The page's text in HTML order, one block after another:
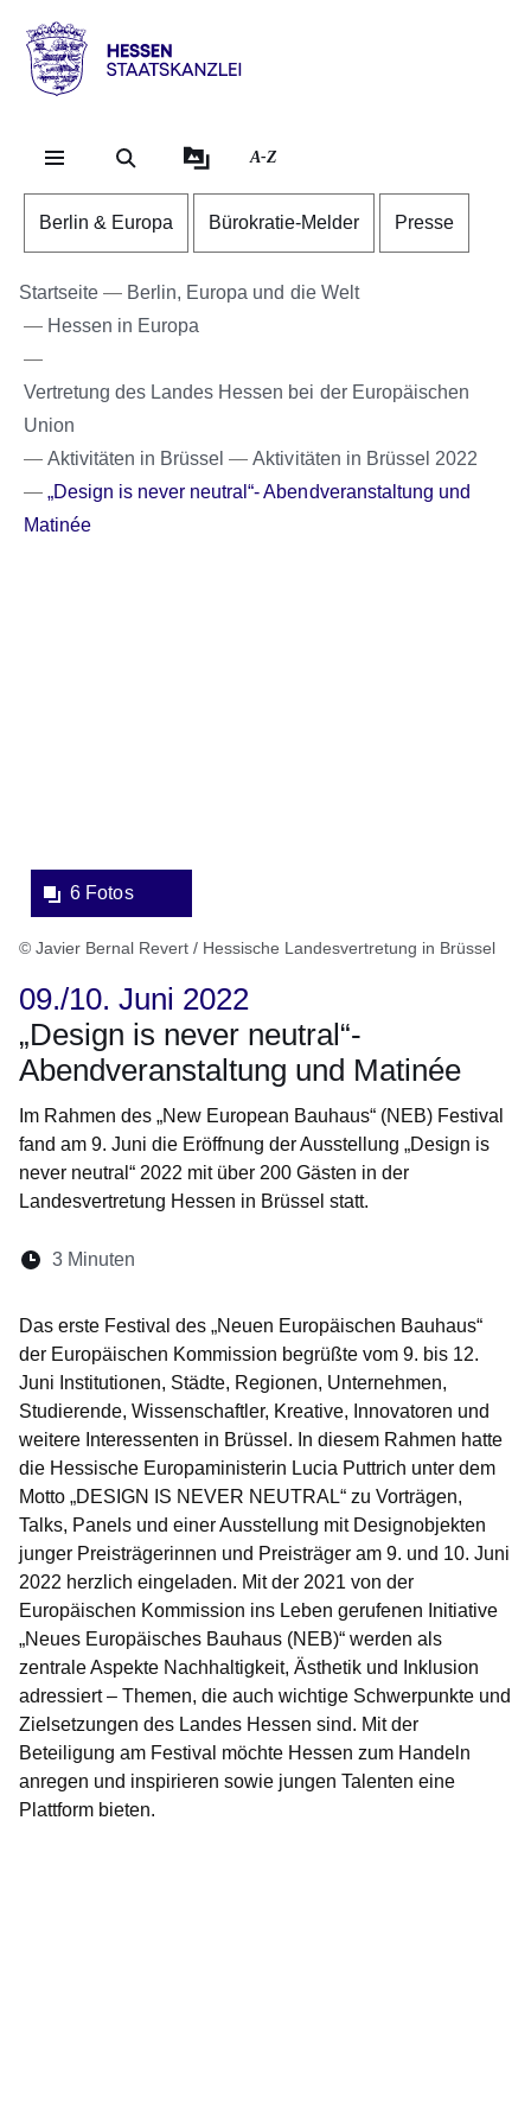
Hessen
Staatskanzlei
A-Z
Berlin & Europa Bürokratie-Melder Presse
Startseite
Berlin, Europa und die Welt
Hessen in Europa
Vertretung des Landes Hessen bei der Europäischen
Union
Aktivitäten in Brüssel
Aktivitäten in Brüssel 2022
„Design is never neutral“- Abendveranstaltung und
Matinée
6 Fotos
© Javier Bernal Revert / Hessische Landesvertretung in Brüssel
09./10. Juni 2022
„Design is never neutral“-
Abendveranstaltung und Matinée
Im Rahmen des „New European Bauhaus“ (NEB) Festival
fand am 9. Juni die Eröffnung der Ausstellung „Design is
never neutral“ 2022 mit über 200 Gästen in der
Landesvertretung Hessen in Brüssel statt.
Lesedauer:
3 Minuten
Das erste Festival des „Neuen Europäischen Bauhaus“
der Europäischen Kommission begrüßte vom 9. bis 12.
Juni Institutionen, Städte, Regionen, Unternehmen,
Studierende, Wissenschaftler, Kreative, Innovatoren und
weitere Interessenten in Brüssel. In diesem Rahmen hatte
die Hessische Europaministerin Lucia Puttrich unter dem
Motto „DESIGN IS NEVER NEUTRAL“ zu Vorträgen,
Talks, Panels und einer Ausstellung mit Designobjekten
junger Preisträgerinnen und Preisträger am 9. und 10. Juni
2022 herzlich eingeladen. Mit der 2021 von der
Europäischen Kommission ins Leben gerufenen Initiative
„Neues Europäisches Bauhaus (NEB)“ werden als
zentrale Aspekte Nachhaltigkeit, Ästhetik und Inklusion
adressiert – Themen, die auch wichtige Schwerpunkte und
Zielsetzungen des Landes Hessen sind. Mit der
Beteiligung am Festival möchte Hessen zum Handeln
anregen und inspirieren sowie jungen Talenten eine
Plattform bieten.